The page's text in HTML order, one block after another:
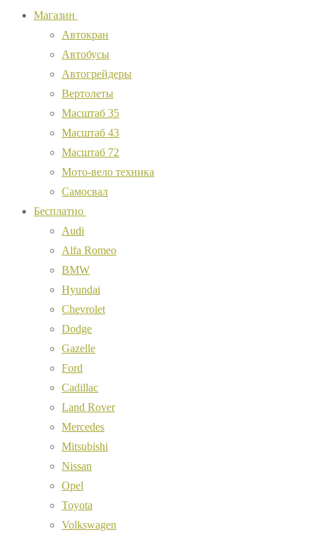
Магазин
Автокран
Автобусы
Автогрейдеры
Вертолеты
Масштаб 35
Масштаб 43
Масштаб 72
Мото-вело техника
Самосвал
Бесплатно
Audi
Alfa Romeo
BMW
Hyundai
Chevrolet
Dodge
Gazelle
Ford
Cadillac
Land Rover
Mercedes
Mitsubishi
Nissan
Opel
Toyota
Volkswagen